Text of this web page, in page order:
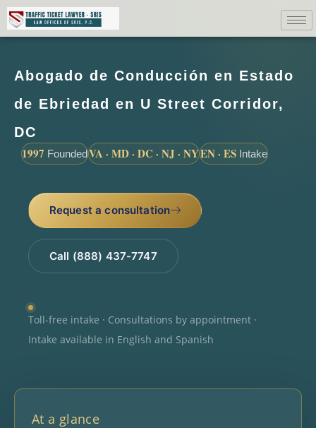
Abogado de Conducción en Estado
de Ebriedad en U Street Corridor,
DC
1997 FoundedVA · MD · DC · NJ · NYEN · ES Intake
Request a consultation
Call (888) 437-7747
Toll-free intake · Consultations by appointment ·
Intake available in English and Spanish
At a glance